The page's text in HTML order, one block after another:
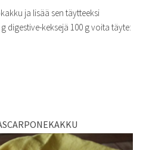
ja lisää sen täytteeksi
digestive-keksejä 100 g voita täyte: